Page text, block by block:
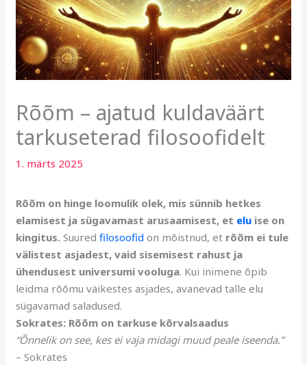
Rõõm – ajatud kuldaväärt
tarkuseterad filosoofidelt
1. märts 2025
Rõõm on hinge loomulik olek, mis sünnib hetkes
elamisest ja sügavamast arusaamisest, et elu ise on
kingitus. Suuredfilosoofid on mõistnud, et rõõm ei tule
välistest asjadest, vaid sisemisest rahust ja
ühendusest universumi vooluga. Kui inimene õpib
leidma rõõmu väikestes asjades, avanevad talle elu
sügavamad saladused.
Sokrates: Rõõm on tarkuse kõrvalsaadus
“Õnnelik on see, kes ei vaja midagi muud peale iseenda.”
– Sokrates